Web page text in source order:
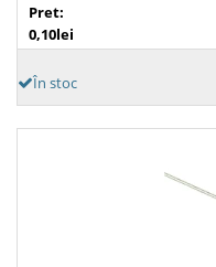
Pret:
0,10lei
În stoc